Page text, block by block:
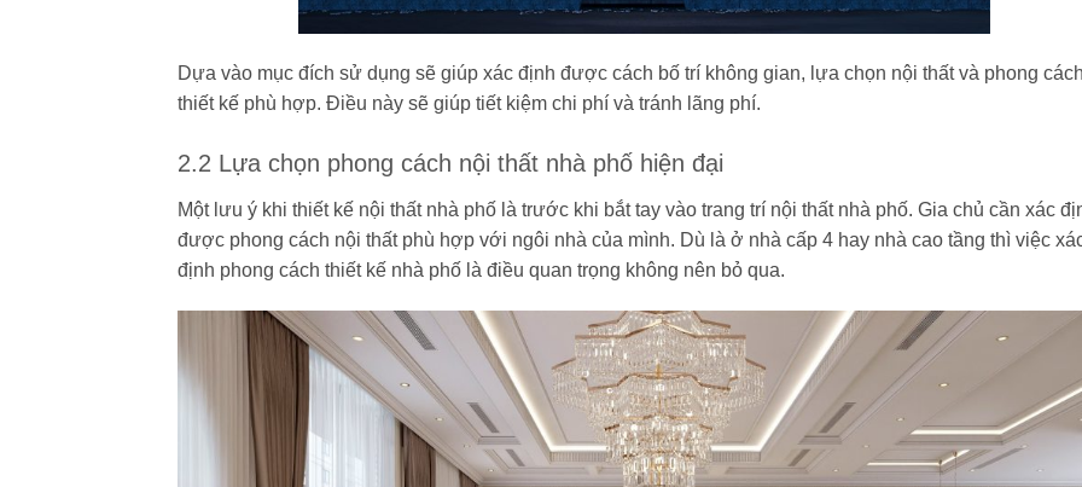
Dựa vào mục đích sử dụng sẽ giúp xác định được cách bố trí không gian, lựa chọn nội thất và phong
thiết kế phù hợp. Điều này sẽ giúp tiết kiệm chi phí và tránh lãng phí.
2.2 Lựa chọn phong cách nội thất nhà phố hiện đại
Một lưu ý khi thiết kế nội thất nhà phố là trước khi bắt tay vào trang trí nội thất nhà phố. Gia chủ cần xác
được phong cách nội thất phù hợp với ngôi nhà của mình. Dù là ở nhà cấp 4 hay nhà cao tầng thì việc
định phong cách thiết kế nhà phố là điều quan trọng không nên bỏ qua.